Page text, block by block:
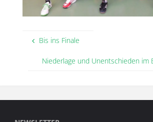
Bis ins Finale
Niederlage und Unentschieden im